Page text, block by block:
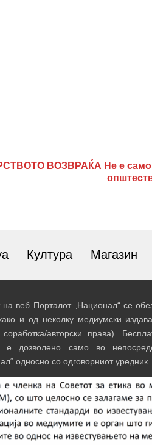
ВОЗВРАЌА Не е само
Култура Магазин
веб Порталот „Национал“ се
и од неколку медиумски
авторски права).
е дозволено само во
односно со одговорниот уредник.